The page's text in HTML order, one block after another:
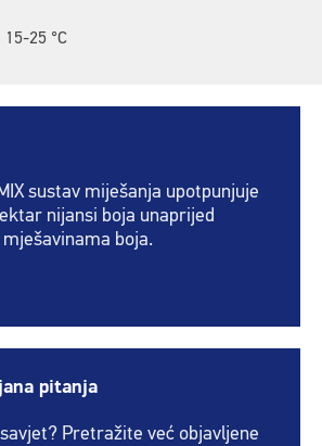
25 °C
sustav miješanja upotpunjuje
nijansi boja unaprijed
boja.
pitanja
Pretražite već objavljene